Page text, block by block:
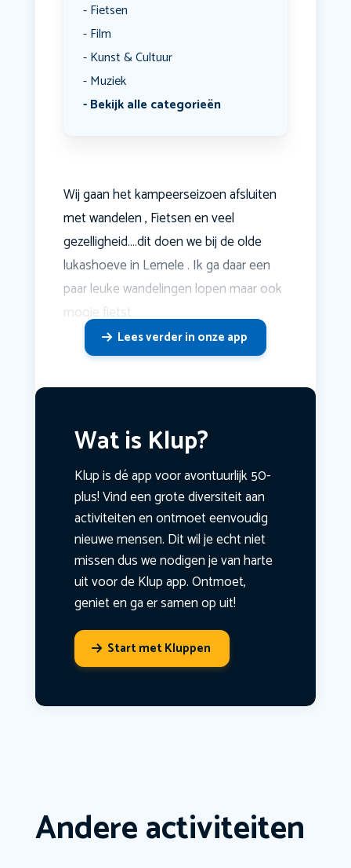
Fietsen
Film
Kunst & Cultuur
Muziek
Bekijk alle categorieën
Wij gaan het kampeerseizoen afsluiten
met wandelen , Fietsen en veel
gezelligheid….dit doen we bij de olde
lukashoeve in Lemele . Ik ga daar een
paar leuke wandelingen lopen maar ook
mooie fietst
Lees verder in onze app
Wat is Klup?
Klup is dé app voor avontuurlijk 50-
plus! Vind een grote diversiteit aan
activiteiten en ontmoet eenvoudig
nieuwe mensen. Dit wil je echt niet
missen dus we nodigen je van harte
uit voor de Klup app. Ontmoet,
geniet en ga er samen op uit!
Start met Kluppen
Andere activiteiten